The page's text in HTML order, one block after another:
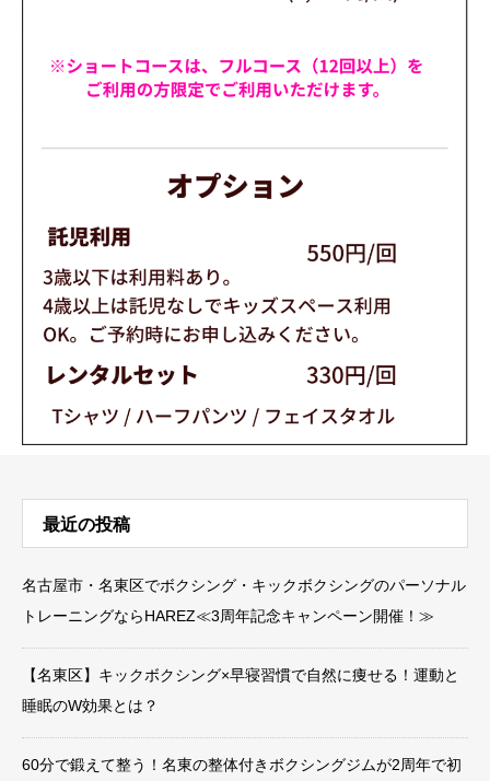
最近の投稿
名古屋市・名東区でボクシング・キックボクシングのパーソナル
トレーニングならHAREZ≪3周年記念キャンペーン開催！≫
【名東区】キックボクシング×早寝習慣で自然に痩せる！運動と
睡眠のW効果とは？
60分で鍛えて整う！名東の整体付きボクシングジムが2周年で初